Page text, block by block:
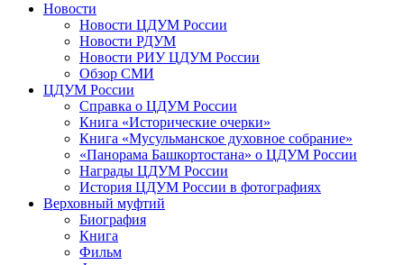
Новости
Новости ЦДУМ России
Новости РДУМ
Новости РИУ ЦДУМ России
Обзор СМИ
ЦДУМ России
Справка о ЦДУМ России
Книга «Исторические очерки»
Книга «Мусульманское духовное собрание»
«Панорама Башкортостана» о ЦДУМ России
Награды ЦДУМ России
История ЦДУМ России в фотографиях
Верховный муфтий
Биография
Книга
Фильм